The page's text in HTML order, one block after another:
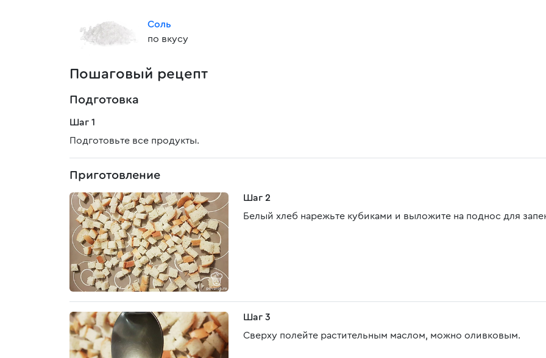
Соль
по вкусу
Пошаговый рецепт
Подготовка
Шаг 1
Подготовьте все продукты.
Приготовление
Шаг 2
Белый хлеб нарежьте кубиками и выложите на поднос для
Шаг 3
Сверху полейте растительным маслом, можно оливковым.